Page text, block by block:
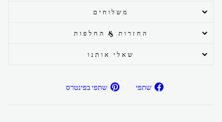
משלוחים
החזרות & החלפות
שאלי אותנו
שתפי
שתפ/י שתפי בפינטרס